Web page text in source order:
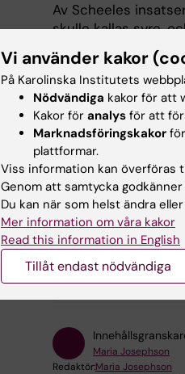
Av Scheeles
skulle kallas syre,
barium och klor.
kemist; Lavoisier,
publicerade sin
Efter sin utbildning
privilegier att driva
vetenskapliga
dödsbädd gifte han
föreståndare, för att
försörjning.
Hade du nytta av
Maria Josephson
Redaktör:Maria Josephson
Vi använder kakor
På Karolinska Institutets
Nödvändiga kakor för att
Kakor för analys för att
Marknadsföringskakor
plattformar.
Viss information kan överföras
Genom att samtycka
Du kan när som helst ändra
Mer information om våra kakor
Read this information in English
Tillåt endast nödvändiga